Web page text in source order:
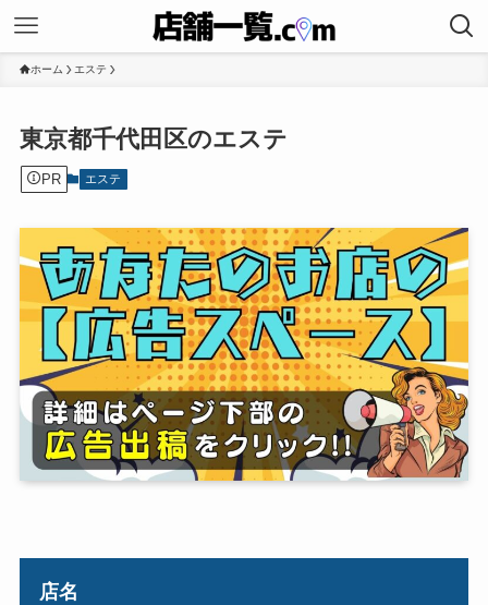
ホーム エステ
東京都千代田区のエステ
PR エステ
店名